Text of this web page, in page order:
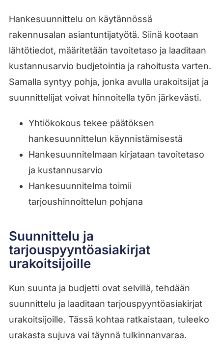
Hankesuunnittelu on käytännössä
rakennusalan asiantuntijatyötä. Siinä kootaan
lähtötiedot, määritetään tavoitetaso ja laaditaan
kustannusarvio budjetointia ja rahoitusta varten.
Samalla syntyy pohja, jonka avulla urakoitsijat ja
suunnittelijat voivat hinnoitella työn järkevästi.
Yhtiökokous tekee päätöksen
hankesuunnittelun käynnistämisestä
Hankesuunnitelmaan kirjataan tavoitetaso
ja kustannusarvio
Hankesuunnitelma toimii
tarjoushinnoittelun pohjana
Suunnittelu ja
tarjouspyyntöasiakirjat
urakoitsijoille
Kun suunta ja budjetti ovat selvillä, tehdään
suunnittelu ja laaditaan tarjouspyyntöasiakirjat
urakoitsijoille. Tässä kohtaa ratkaistaan, tuleeko
urakasta sujuva vai täynnä tulkinnanvaraa.